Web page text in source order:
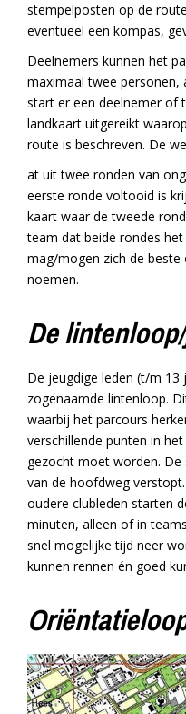
stempelposten op de
eventueel een kompas,
Deelnemers kunnen het
maximaal twee personen,
start er een deelnemer of
landkaart uitgereikt
route is beschreven. De
at uit twee ronden van
eerste ronde voltooid is
kaart waar de tweede
team dat beide rondes
mag/mogen zich de
noemen.
De
De jeugdige leden (t/m 13
zogenaamde lintenloop.
waarbij het parcours
verschillende punten in
gezocht moet worden.
van de hoofdweg
oudere clubleden starten
minuten, alleen of in
snel mogelijke tijd neer
kunnen rennen én goed